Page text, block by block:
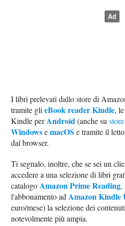
I libri prelevati dallo store di
tramite glieBook reader Kindle,
Kindle perAndroid(anche su
WindowsemacOS e tramite il
dal browser.
Ti segnalo, inoltre, che se sei un
accedere a una selezione di libri
catalogo Amazon Prime Reading,
l'abbonamento ad Amazon Kindle
euro/mese) la selezione dei
notevolmente più ampia.